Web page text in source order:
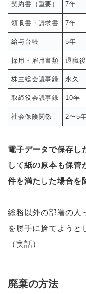
契約書（重要） 7年
領収書・請求書 7年
給与台帳 5年
採用・雇用書類 退職
株主総会議事録 永久
取締役会議事録 10年
社会保険関係 2〜5年
電子データで保存し
して紙の原本も保管
件を満たした場合を
総務以外の部署の人
を勝手に捨てようと
（実話）
廃棄の方法